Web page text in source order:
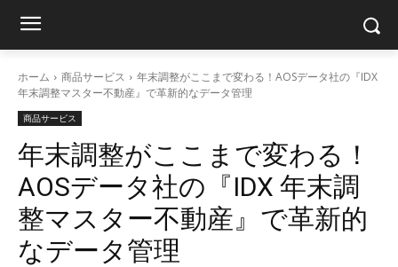
ホーム 商品サービス
年末調整がここまで変わる！AOSデータ社の『IDX
年末調整マスター不動産』で革新的なデータ管理
商品サービス
年末調整がここまで変わる！
AOSデータ社の『IDX 年末調
整マスター不動産』で革新的
なデータ管理